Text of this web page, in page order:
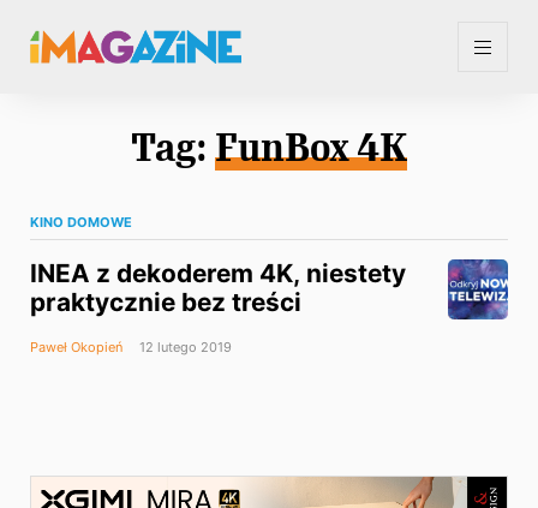
Tag: FunBox 4K
KINO DOMOWE
INEA z dekoderem 4K, niestety
praktycznie bez treści
Paweł Okopień 12 lutego 2019